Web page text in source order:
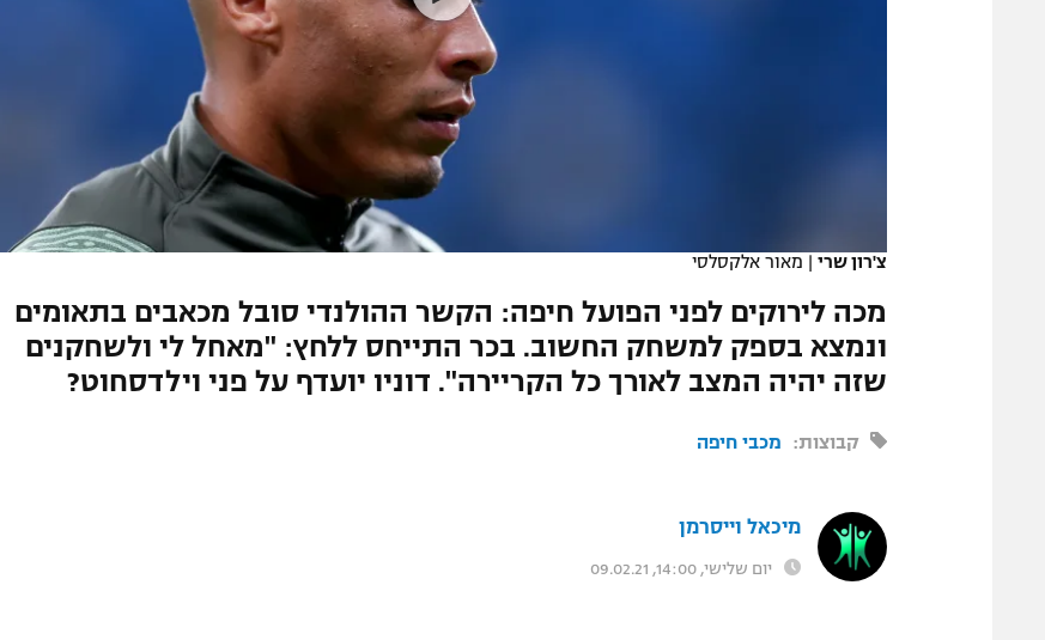
צ'רון שרי | מאור אלקסלסי
מכה לירוקים לפני הפועל חיפה: הקשר ההולנדי סובל מכאבים בתאומים
ונמצא בספק למשחק החשוב. בכר התייחס ללחץ: "מאחל לי ולשחקנים
שזה יהיה המצב לאורך כל הקריירה". דוניו יועדף על פני וילדסחוט?
קבוצות: מכבי חיפה
מיכאל וייסרמן
יום שלישי, 14:00, 09.02.21